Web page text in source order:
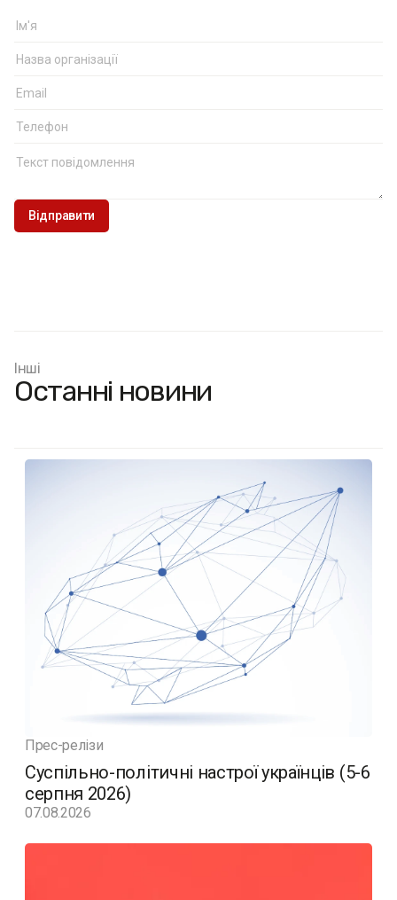
Інші
Останні новини
Прес-релізи
Суспільно-політичні настрої українців (5-6
серпня 2026)
07.08.2026